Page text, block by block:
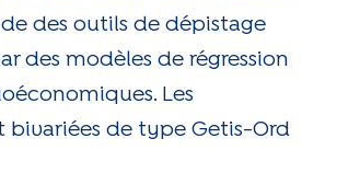
des outils de dépistage
des modèles de régression
Les
bivariées de type Getis-Ord